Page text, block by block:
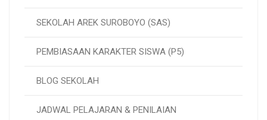
SEKOLAH AREK SUROBOYO (SAS)
PEMBIASAAN KARAKTER SISWA (P5)
BLOG SEKOLAH
JADWAL PELAJARAN & PENILAIAN